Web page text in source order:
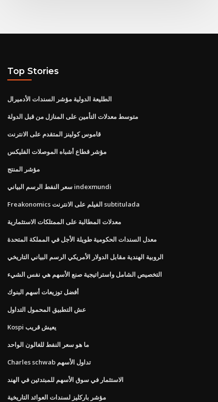
Top Stories
الطليعة الدولية مؤشر السندات الأدميرال
متوسط ​​معدلات التأمين على المنازل من قبل الدولة
قاموس كولينز المتقدم على الانترنت
مؤشر قطاع أشباه الموصلات الفليكس
مؤشر المنتج
سعر النفط الرسم البياني indexmundi
Freakonomics الفيلم على الانترنت subtitulada
معدلات المطالبة على الممتلكات الاستثمارية
معدل السندات الحكومية طويلة الأجل في المملكة المتحدة
الروبية الهندية مقابل الدولار الأمريكي الرسم البياني التاريخي
التخصيص الشامل واستراتيجية صنع الأسهم هي نفس الشيء
أفضل توزيعات أسهم البنوك
عش التطبيق المحمول التداول
Kospi يعيش قريب
ما هو سعر النفط للغالون الواحد
Charles schwab تداول الأسهم
الاستثمار في سوق الأسهم للمبتدئين في الهند
مؤشر باركليز لسندات العوائد التاريخية